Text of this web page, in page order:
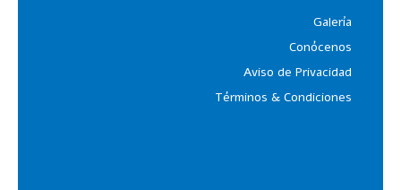
Galería
Conócenos
Aviso de Privacidad
Términos & Condiciones